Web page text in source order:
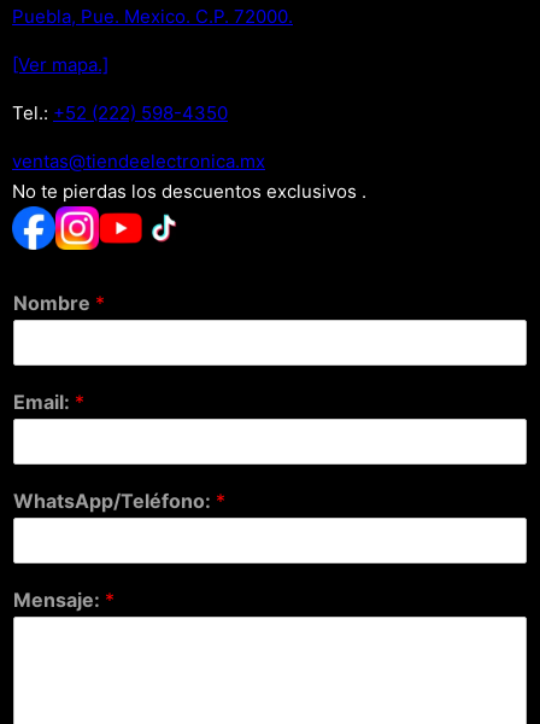
Puebla, Pue. Mexico. C.P. 72000.
[Ver mapa.]
Tel.: +52 (222) 598-4350
xm.acinortceleedneit@satnev
No te pierdas los descuentos exclusivos .
Nombre *
Email: *
WhatsApp/Teléfono: *
Mensaje: *